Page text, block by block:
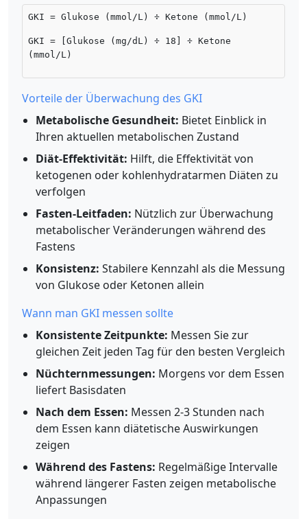
GKI = Glukose (mmol/L) ÷ Ketone (mmol/L)
GKI = [Glukose (mg/dL) ÷ 18] ÷ Ketone
(mmol/L)
Vorteile der Überwachung des GKI
Metabolische Gesundheit: Bietet Einblick in
Ihren aktuellen metabolischen Zustand
Diät-Effektivität: Hilft, die Effektivität von
ketogenen oder kohlenhydratarmen Diäten zu
verfolgen
Fasten-Leitfaden: Nützlich zur Überwachung
metabolischer Veränderungen während des
Fastens
Konsistenz: Stabilere Kennzahl als die Messung
von Glukose oder Ketonen allein
Wann man GKI messen sollte
Konsistente Zeitpunkte: Messen Sie zur
gleichen Zeit jeden Tag für den besten Vergleich
Nüchternmessungen: Morgens vor dem Essen
liefert Basisdaten
Nach dem Essen: Messen 2-3 Stunden nach
dem Essen kann diätetische Auswirkungen
zeigen
Während des Fastens: Regelmäßige Intervalle
während längerer Fasten zeigen metabolische
Anpassungen